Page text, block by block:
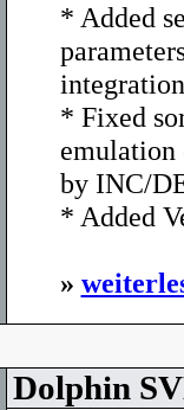
* Added
* Fixed
by INC/
* Added
»
Dolphin